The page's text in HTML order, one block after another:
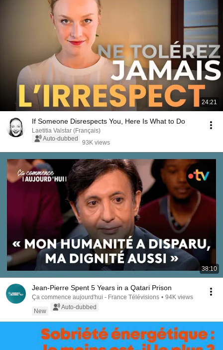
24:21
If Someone Disrespects You, Here Is What to Do
Laetitia Valstar (Français)
Auto-dubbed
93K views
38:10
Jean-Pierre Spent 5 Years in a Qatari Prison
Ça commence aujourd'hui - France Télévisions • 94K views
New
Auto-dubbed